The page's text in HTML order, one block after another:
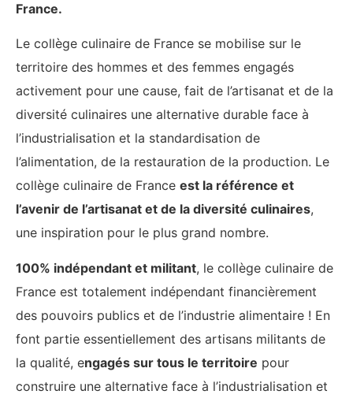
France.
Le collège culinaire de France se mobilise sur le
territoire des hommes et des femmes engagés
activement pour une cause, fait de l’artisanat et de la
diversité culinaires une alternative durable face à
l’industrialisation et la standardisation de
l’alimentation, de la restauration de la production. Le
collège culinaire de France est la référence et
l’avenir de l’artisanat et de la diversité culinaires,
une inspiration pour le plus grand nombre.
100% indépendant et militant, le collège culinaire de
France est totalement indépendant financièrement
des pouvoirs publics et de l’industrie alimentaire ! En
font partie essentiellement des artisans militants de
la qualité, engagés sur tous le territoire pour
construire une alternative face à l’industrialisation et